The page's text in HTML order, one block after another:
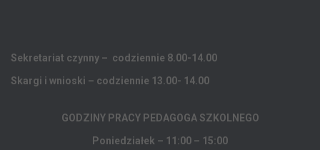
Sekretariat czynny – codziennie 8.00-14.00
Skargi i wnioski – codziennie 13.00- 14.00
GODZINY PRACY PEDAGOGA SZKOLNEGO
Poniedziałek – 11:00 – 15:00